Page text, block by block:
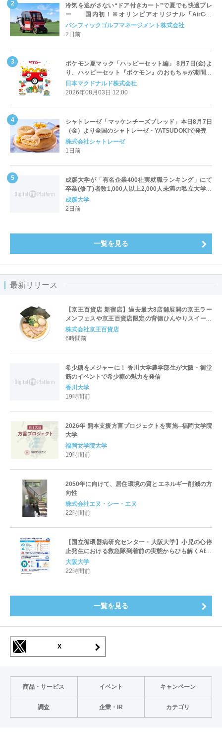
冷気を逃がさない“ドア付きカート”で夏でも快適プレ
ー 国内初！※オリンピアオリジナル「AirCon
Cart（エアコンカート）」導入 | ＰＧＭ
パシフィックゴルフマネージメント株式会社
2日前
ポケモン夏マック「ハッピーセット編」 8月7日(金)よ
り、ハッピーセット『ポケモン』のおもちゃが期間限
定登場
日本マクドナルド株式会社
2026年08月03日 12:00
シャトレーゼ「マッケンチーズブレッド」本日8月7日
（金）より全国のシャトレーゼ・YATSUDOKIで発売
株式会社シャトレーゼ
1日前
成蹊大学が「有名企業400社実就職ランキング」にて
卒業(修了)者数1,000人以上2,000人未満の私立大学で
全国第1位を獲得！～実就職率は26.5%（前年比＋
4.3pt）に伸長、東京の私立大学でも10位にランクイン
成蹊大学
2日前
一覧を見る
最新リリース
【京王百貨店 新宿店】過去最大8店舗展開の京王ラー
メンフェスや京王百貨店限定の背徳ひんやりスイーツ
など、実演グルメが充実 過去最長21日間、計90店舗
出店の 「大北海道展」
株式会社京王百貨店
6時間前
希少糖をメジャーに！ 香川大学農学部生が大阪・御堂
筋のイベントで希少糖の魅力を発信
香川大学
19時間前
2026年 熊本支援方言プロジェクトを実施--福岡女学院
大学
福岡女学院大学
19時間前
2050年に向けて、居住環境の質とエネルギー削減の方
向性
株式会社エヌ・シー・エヌ
22時間前
【国立循環器病研究センター・大阪大学】小児の心停
止発生における救急隊到着前の実態からひも解くAED
パッド装着と良好な神経学的転帰との関連性
大阪大学
22時間前
一覧を見る
X
商品・サービス イベント キャンペーン
調査 企業・IR カテゴリ